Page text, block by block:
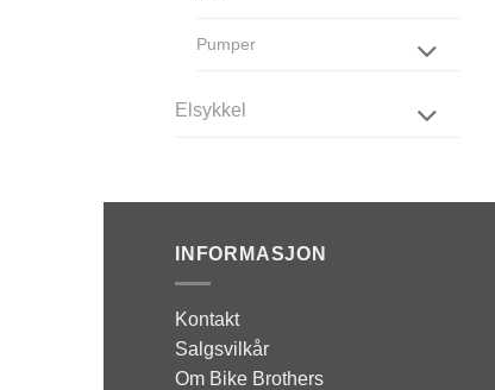
Pumper
Elsykkel
INFORMASJON
Kontakt
Salgsvilkår
Om Bike Brothers